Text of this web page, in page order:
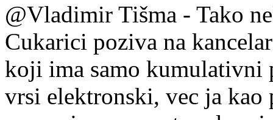
@Vladimir Tišma - Tako
Cukarici poziva na
koji ima samo kumulativni
vrsi elektronski, vec ja